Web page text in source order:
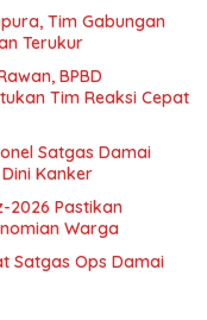
Tim Gabungan
Terukur
BPBD
Tim Reaksi Cepat
Satgas Damai
Kanker
2026 Pastikan
Warga
Satgas Ops Damai